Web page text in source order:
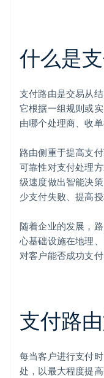
什么是
支付路由是交易从
它根据一组规则或
由哪个处理商、收
路由侧重于提高支
可靠性对支付处理
级速度做出智能决
少支付失败、提高
随着企业的发展，
心基础设施在地理
对客户能否成功支付
支付路
每当客户进行支付
处，以最大程度提